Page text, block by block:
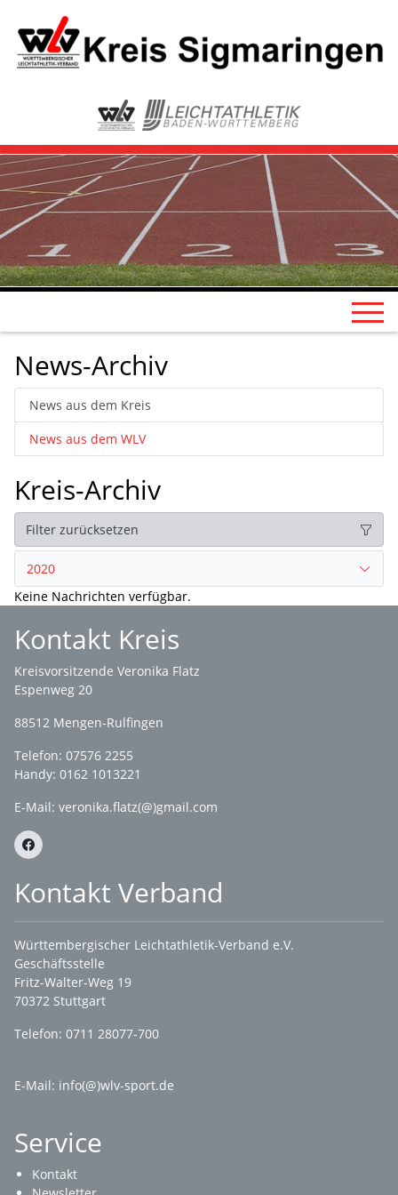
News-Archiv
News aus dem Kreis
News aus dem WLV
Kreis-Archiv
Filter zurücksetzen
2020
Keine Nachrichten verfügbar.
Kontakt Kreis
Kreisvorsitzende Veronika Flatz
Espenweg 20
88512 Mengen-Rulfingen
Telefon: 07576 2255
Handy: 0162 1013221
E-Mail: veronika.flatz(@)gmail.com
Kontakt Verband
Württembergischer Leichtathletik-Verband e.V.
Geschäftsstelle
Fritz-Walter-Weg 19
70372 Stuttgart
Telefon: 0711 28077-700
E-Mail: info(@)wlv-sport.de
Service
Kontakt